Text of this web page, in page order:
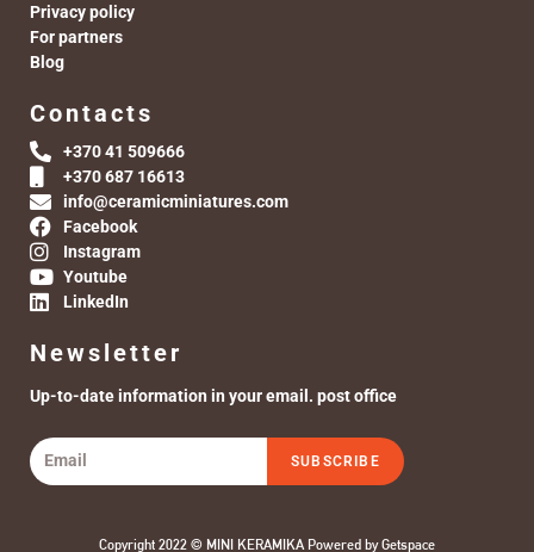
Privacy policy
For partners
Blog
Contacts
+370 41 509666
+370 687 16613
info@ceramicminiatures.com
Facebook
Instagram
Youtube
LinkedIn
Newsletter
Up-to-date information in your email. post office
SUBSCRIBE
Copyright 2022 © MINI KERAMIKA Powered byGetspace